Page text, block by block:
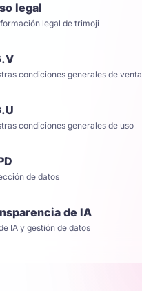
legal
legal de trimoji
condiciones generales de venta
condiciones generales de uso
de datos
de IA
IA y gestión de datos